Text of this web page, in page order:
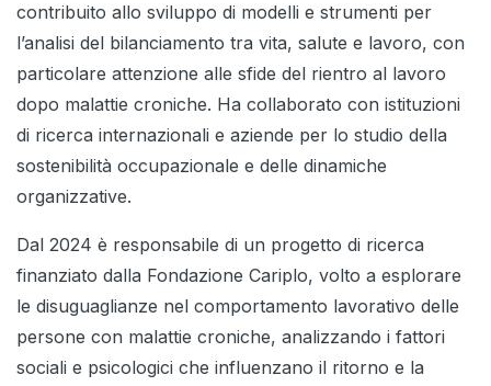
contribuito allo sviluppo di modelli e strumenti per
l’analisi del bilanciamento tra vita, salute e lavoro, con
particolare attenzione alle sfide del rientro al lavoro
dopo malattie croniche. Ha collaborato con istituzioni
di ricerca internazionali e aziende per lo studio della
sostenibilità occupazionale e delle dinamiche
organizzative.
Dal 2024 è responsabile di un progetto di ricerca
finanziato dalla Fondazione Cariplo, volto a esplorare
le disuguaglianze nel comportamento lavorativo delle
persone con malattie croniche, analizzando i fattori
sociali e psicologici che influenzano il ritorno e la